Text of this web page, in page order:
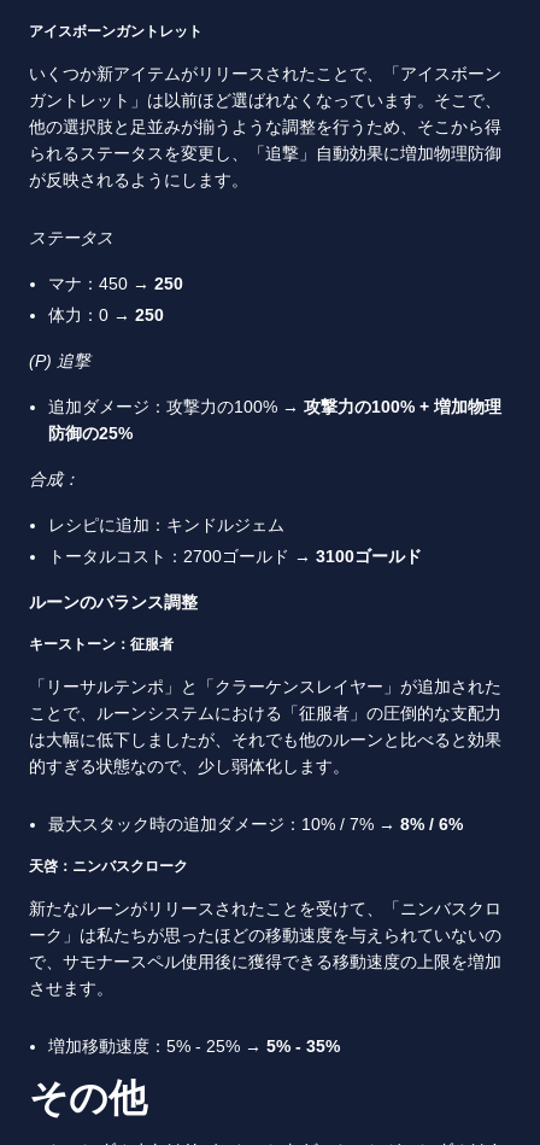
アイスボーンガントレット
いくつか新アイテムがリリースされたことで、「アイスボーン
ガントレット」は以前ほど選ばれなくなっています。そこで、
他の選択肢と足並みが揃うような調整を行うため、そこから得
られるステータスを変更し、「追撃」自動効果に増加物理防御
が反映されるようにします。
ステータス
マナ：450 → 250
体力：0 → 250
(P) 追撃
追加ダメージ：攻撃力の100% → 攻撃力の100% + 増加物理
防御の25%
合成：
レシピに追加：キンドルジェム
トータルコスト：2700ゴールド → 3100ゴールド
ルーンのバランス調整
キーストーン：征服者
「リーサルテンポ」と「クラーケンスレイヤー」が追加された
ことで、ルーンシステムにおける「征服者」の圧倒的な支配力
は大幅に低下しましたが、それでも他のルーンと比べると効果
的すぎる状態なので、少し弱体化します。
最大スタック時の追加ダメージ：10% / 7% → 8% / 6%
天啓：ニンバスクローク
新たなルーンがリリースされたことを受けて、「ニンバスクロ
ーク」は私たちが思ったほどの移動速度を与えられていないの
で、サモナースペル使用後に獲得できる移動速度の上限を増加
させます。
増加移動速度：5% - 25% → 5% - 35%
その他